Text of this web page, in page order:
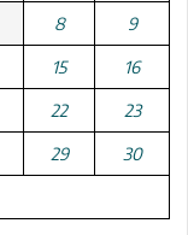
8 9
15 16
22 23
29 30